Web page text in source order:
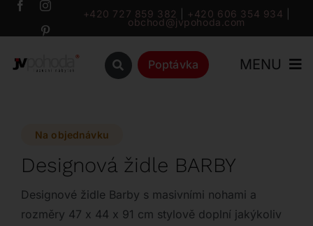
Přeskočit
+420 727 859 382 +420 606 354 934
obchod@jvpohoda.com
Poptávka MENU
Katalog
Na objednávku
Designová židle BARBY
Designové židle Barby s masivními nohami a
rozměry 47 x 44 x 91 cm stylově doplní jakýkoliv